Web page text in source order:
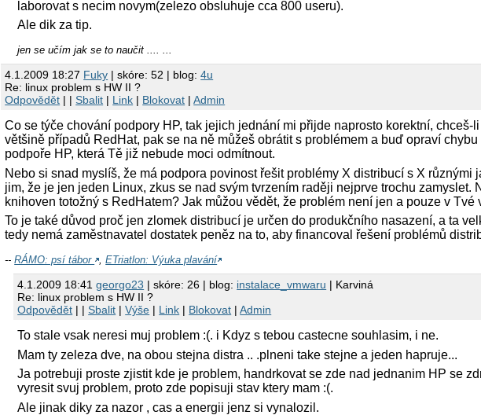
laborovat s necim novym(zelezo obsluhuje cca 800 useru).
Ale dik za tip.
jen se učím jak se to naučit .... ...
4.1.2009 18:27 Fuky | skóre: 52 | blog:4u
Re: linux problem s HW II ?
Odpovědět | |Sbalit | Link | Blokovat |Admin
Co se týče chování podpory HP, tak jejich jednání mi přijde naprosto korektní,
většině případů RedHat, pak se na ně můžeš obrátit s problémem a buď opraví
podpoře HP, která Tě již nebude moci odmítnout.
Nebo si snad myslíš, že má podpora povinost řešit problémy X distribucí s X
jim, že je jen jeden Linux, zkus se nad svým tvrzením raději nejprve trochu zamyslet.
knihoven totožný s RedHatem? Jak můžou vědět, že problém není jen a pouze v Tvé
To je také důvod proč jen zlomek distribucí je určen do produkčního nasazení, a ta
tedy nemá zaměstnavatel dostatek peněz na to, aby financoval řešení problémů
--RÁMO: psí tábor ,ETriatlon: Výuka plavání
4.1.2009 18:41georgo23 | skóre: 26 | blog: instalace_vmwaru | Karviná
Re: linux problem s HW II ?
Odpovědět | |Sbalit |Výše | Link | Blokovat |Admin
To stale vsak neresi muj problem :(. i Kdyz s tebou castecne souhlasim, i ne.
Mam ty zeleza dve, na obou stejna distra .. .plneni take stejne a jeden hapruje...
Ja potrebuji proste zjistit kde je problem, handrkovat se zde nad jednanim HP se
vyresit svuj problem, proto zde popisuji stav ktery mam :(.
Ale jinak diky za nazor , cas a energii jenz si vynalozil.